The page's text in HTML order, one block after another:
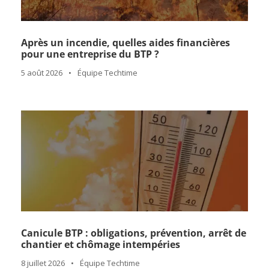
Après un incendie, quelles aides financières
pour une entreprise du BTP ?
5 août 2026 • Équipe Techtime
Canicule BTP : obligations, prévention, arrêt de
chantier et chômage intempéries
8 juillet 2026 • Équipe Techtime